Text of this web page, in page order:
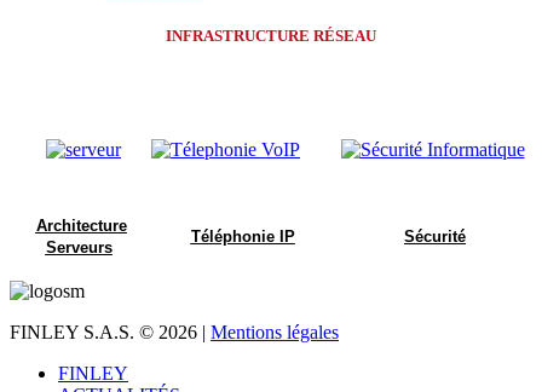
INFRASTRUCTURE RÉSEAU
Architecture
Serveurs
Téléphonie IP Sécurité
FINLEY S.A.S. © 2026 | Mentions légales
FINLEY